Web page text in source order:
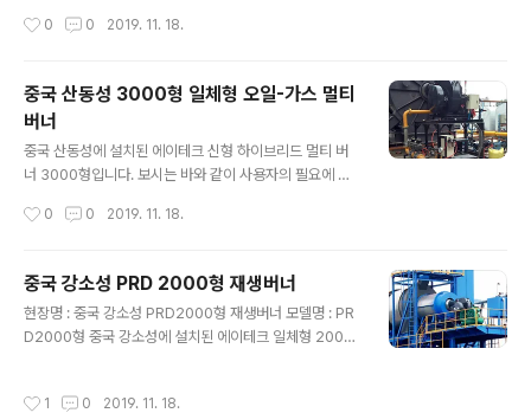
0 0 2019. 11. 18.
중국 산동성 3000형 일체형 오일-가스 멀티
버너
중국 산동성에 설치된 에이테크 신형 하이브리드 멀티 버
너 3000형입니다. 보시는 바와 같이 사용자의 필요에 따
니다. 유가와 천연가스 가격이 상황에 따라 뒤바뀔 때 비교
0 0 2019. 11. 18.
중국 강소성 PRD 2000형 재생버너
현장명 : 중국 강소성 PRD2000형 재생버너 모델명 : PR
D2000형 중국 강소성에 설치된 에이테크 일체형 2000
1 0 2019. 11. 18.